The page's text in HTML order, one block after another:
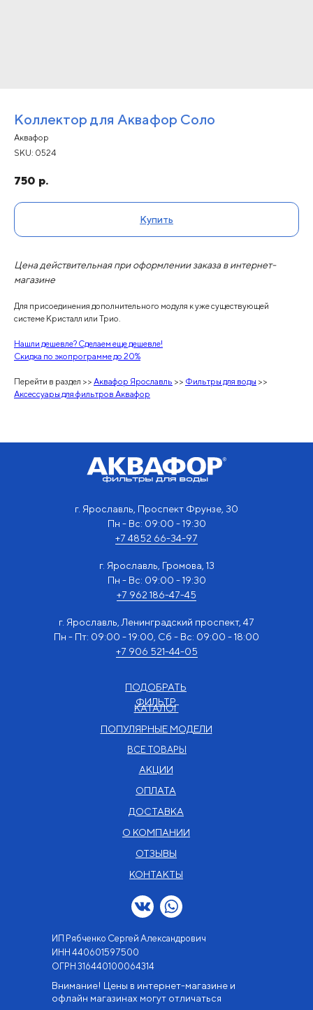
Коллектор для Аквафор Соло
Аквафор
SKU: 0524
750 р.
Купить
Цена действительная при оформлении заказа в интернет-
магазине
Для присоединения дополнительного модуля к уже существующей
системе Кристалл или Трио.
Нашли дешевле? Сделаем еще дешевле!
Скидка по экопрограмме до 20%
Перейти в раздел >> Аквафор Ярославль >> Фильтры для воды >>
Аксессуары для фильтров Аквафор
КАТАЛОГ
О КОМПАНИИ
КОНТАКТЫ
ОПЛАТА
Внимание! Цены в интернет-магазине и
офлайн магазинах могут отличаться
г. Ярославль, Проспект Фрунзе, 30
Пн - Вс: 09:00 - 19:30
+7 4852 66-34-97
г. Ярославль, Ленинградский проспект, 47
Пн - Пт: 09:00 - 19:00, Сб - Вс: 09:00 - 18:00
+7 906 521-44-05
АКЦИИ
ПОПУЛЯРНЫЕ МОДЕЛИ
ДОСТАВКА
ОТЗЫВЫ
ВСЕ ТОВАРЫ
г. Ярославль, Громова, 13
Пн - Вс: 09:00 - 19:30
+7 962 186-47-45
ПОДОБРАТЬ
ФИЛЬТР
ИП Рябченко Сергей Александрович
ИНН 440601597500
OГРН 316440100064314